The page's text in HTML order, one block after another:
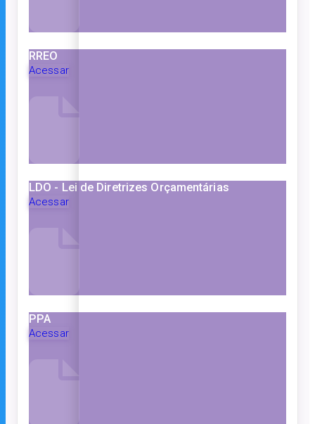
RREO
Acessar
LDO - Lei de Diretrizes Orçamentárias
Acessar
PPA
Acessar